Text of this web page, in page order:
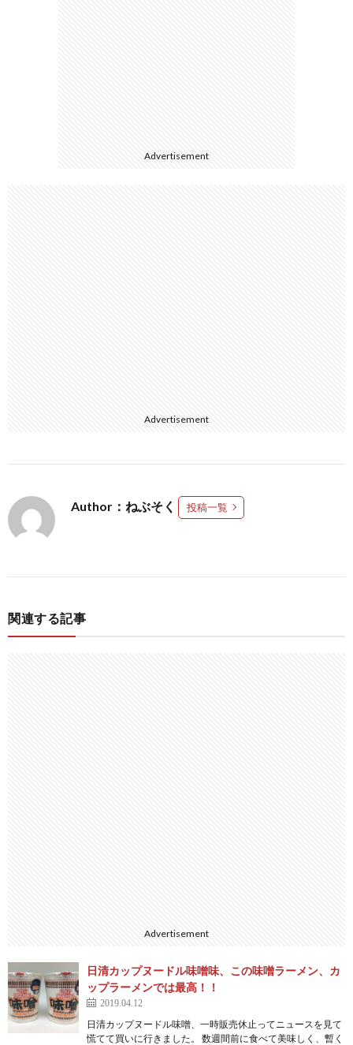
Advertisement
Advertisement
Author：ねぶそく 投稿一覧
関連する記事
Advertisement
日清カップヌードル味噌味、この味噌ラーメン、カ
ップラーメンでは最高！！
2019.04.12
日清カップヌードル味噌、一時販売休止ってニュースを見て
慌てて買いに行きました。 数週間前に食べて美味しく、暫く